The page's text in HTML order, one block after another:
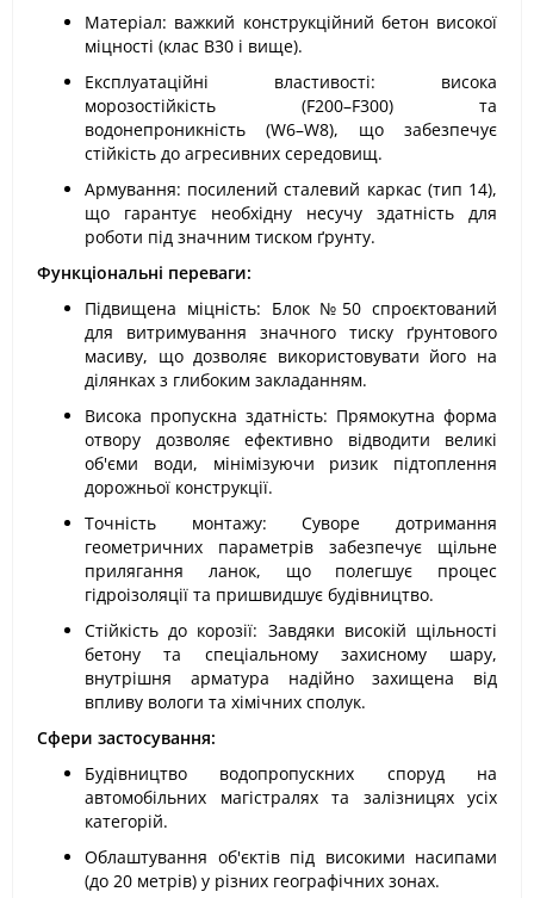
Матеріал: важкий конструкційний бетон високої
міцності (клас В30 і вище).
Експлуатаційні властивості: висока
морозостійкість (F200–F300) та
водонепроникність (W6–W8), що забезпечує
стійкість до агресивних середовищ.
Армування: посилений сталевий каркас (тип 14),
що гарантує необхідну несучу здатність для
роботи під значним тиском ґрунту.
Функціональні переваги:
Підвищена міцність: Блок №50 спроєктований
для витримування значного тиску ґрунтового
масиву, що дозволяє використовувати його на
ділянках з глибоким закладанням.
Висока пропускна здатність: Прямокутна форма
отвору дозволяє ефективно відводити великі
об'єми води, мінімізуючи ризик підтоплення
дорожньої конструкції.
Точність монтажу: Суворе дотримання
геометричних параметрів забезпечує щільне
прилягання ланок, що полегшує процес
гідроізоляції та пришвидшує будівництво.
Стійкість до корозії: Завдяки високій щільності
бетону та спеціальному захисному шару,
внутрішня арматура надійно захищена від
впливу вологи та хімічних сполук.
Сфери застосування:
Будівництво водопропускних споруд на
автомобільних магістралях та залізницях усіх
категорій.
Облаштування об'єктів під високими насипами
(до 20 метрів) у різних географічних зонах.